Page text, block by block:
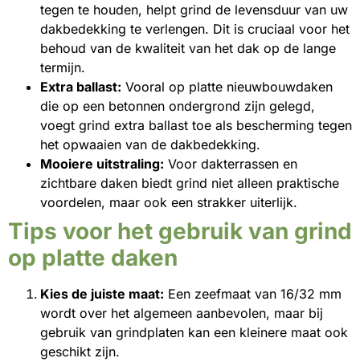
tegen te houden, helpt grind de levensduur van uw
dakbedekking te verlengen. Dit is cruciaal voor het
behoud van de kwaliteit van het dak op de lange
termijn.
Extra ballast: Vooral op platte nieuwbouwdaken
die op een betonnen ondergrond zijn gelegd,
voegt grind extra ballast toe als bescherming tegen
het opwaaien van de dakbedekking.
Mooiere uitstraling: Voor dakterrassen en
zichtbare daken biedt grind niet alleen praktische
voordelen, maar ook een strakker uiterlijk.
Tips voor het gebruik van grind
op platte daken
Kies de juiste maat: Een zeefmaat van 16/32 mm
wordt over het algemeen aanbevolen, maar bij
gebruik van grindplaten kan een kleinere maat ook
geschikt zijn.